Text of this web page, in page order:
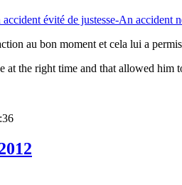
au bon moment et cela lui a
at the right time and that allowed him